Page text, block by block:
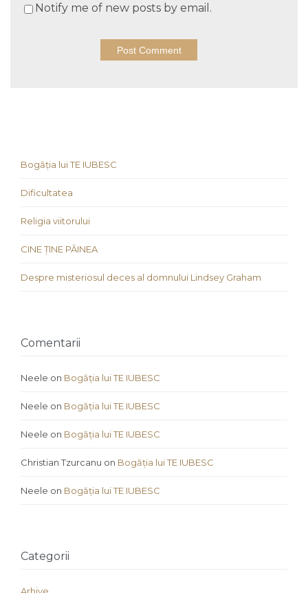
Notify me of new posts by email.
Bogăția lui TE IUBESC
Dificultatea
Religia viitorului
CINE ȚINE PÂINEA
Despre misteriosul deces al domnului Lindsey Graham
Comentarii
Neele on Bogăția lui TE IUBESC
Neele on Bogăția lui TE IUBESC
Neele on Bogăția lui TE IUBESC
Christian Tzurcanu on Bogăția lui TE IUBESC
Neele on Bogăția lui TE IUBESC
Categorii